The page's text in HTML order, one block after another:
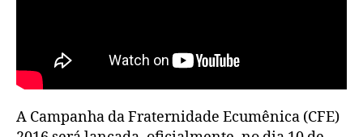
A Campanha da Fraternidade Ecumênica (CFE)